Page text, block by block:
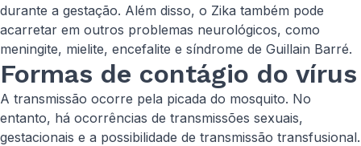
durante a gestação. Além disso, o Zika também pode
acarretar em outros problemas neurológicos, como
meningite, mielite, encefalite e síndrome de Guillain Barré.
Formas de contágio do vírus
A transmissão ocorre pela picada do mosquito. No
entanto, há ocorrências de transmissões sexuais,
gestacionais e a possibilidade de transmissão transfusional.